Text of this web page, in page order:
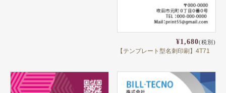
¥1,680(税別)
【テンプレート型名刺印刷】4T71